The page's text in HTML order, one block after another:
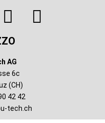
AG
6c
(CH)
42 42
tech.ch